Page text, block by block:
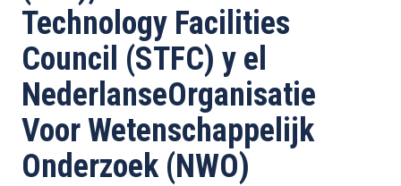
Technology Facilities
Council (STFC) y el
NederlanseOrganisatie
Voor Wetenschappelijk
Onderzoek (NWO)